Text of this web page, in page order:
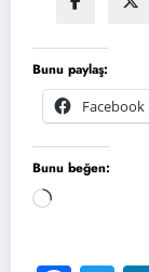
Bunu paylaş:
Facebook
Bunu beğen:
Yükleniyor...